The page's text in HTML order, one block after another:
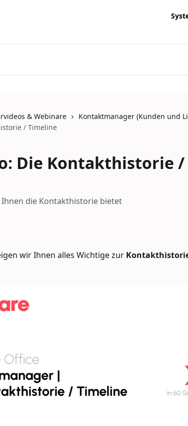
& Webinare
Kontaktmanager (Kunden und
/ Timeline
Die Kontakthistorie /
Ihnen die Kontakthistorie bietet
wir Ihnen alles Wichtige zur